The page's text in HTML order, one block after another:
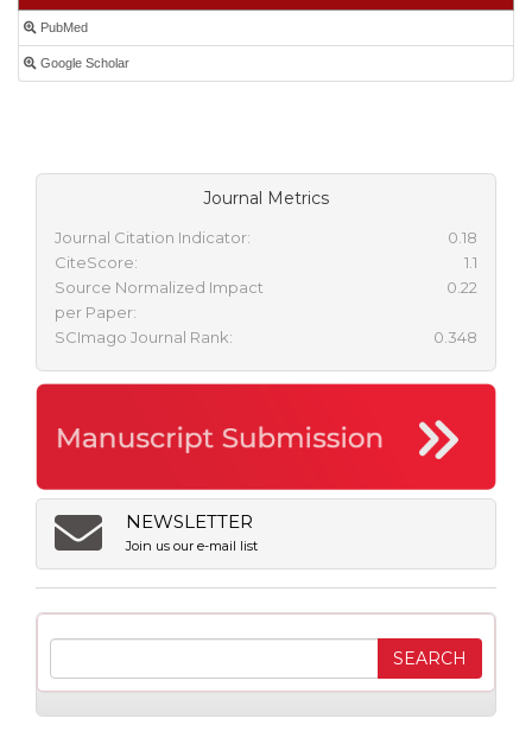
PubMed
Google Scholar
Journal Metrics
Journal Citation Indicator:
0.18
CiteScore:
1.1
Source Normalized Impact
per Paper:
0.22
SCImago Journal Rank: 0.348
NEWSLETTER
Join us our e-mail list